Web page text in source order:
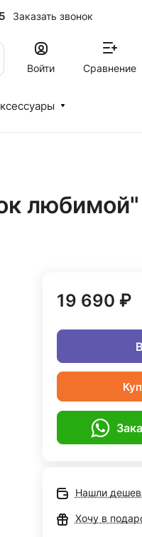
Заказать звонок
Войти Сравнение
любимой"
19 690 ₽
Нашли
Хочу в